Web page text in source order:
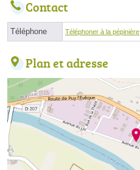
Contact
Téléphone Téléphoner à la pépinière
Plan et adresse